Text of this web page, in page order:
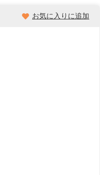
お気に入りに追加